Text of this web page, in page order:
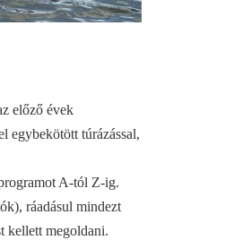
előző évek
egybekötött túrázással,
A-tól Z-ig.
ráadásul mindezt
kellett megoldani.